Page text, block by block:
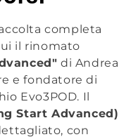
completa
il rinomato
di Andrea
e fondatore di
Evo3POD. Il
Start Advanced)
con